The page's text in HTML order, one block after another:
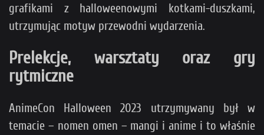
grafikami z halloweenowymi kotkami-duszkami,
utrzymując motyw przewodni wydarzenia.
Prelekcje, warsztaty oraz gry
rytmiczne
AnimeCon Halloween 2023 utrzymywany był w
temacie – nomen omen – mangi i anime i to właśnie